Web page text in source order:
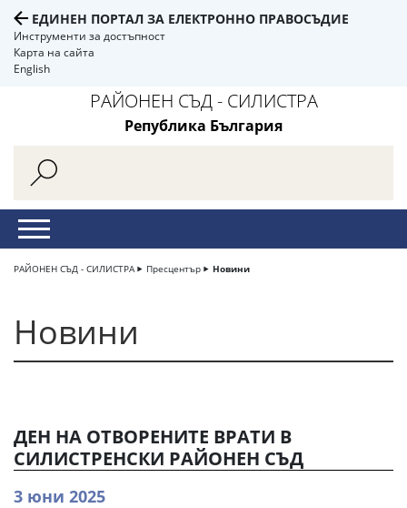
ЕДИНЕН ПОРТАЛ ЗА ЕЛЕКТРОННО ПРАВОСЪДИЕ
Инструменти за достъпност
Карта на сайта
English
РАЙОНЕН СЪД - СИЛИСТРА
Република България
РАЙОНЕН СЪД - СИЛИСТРА Пресцентър Новини
Новини
ДЕН НА ОТВОРЕНИТЕ ВРАТИ В
СИЛИСТРЕНСКИ РАЙОНЕН СЪД
3 юни 2025